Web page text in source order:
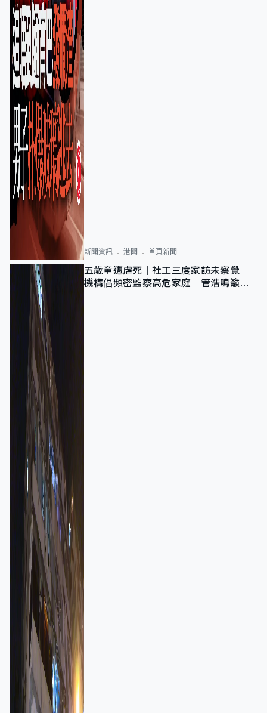
新聞資訊 港聞 首頁新聞
五歲童遭虐死｜社工三度家訪未察覺
機構倡頻密監察高危家庭 管浩鳴籲加